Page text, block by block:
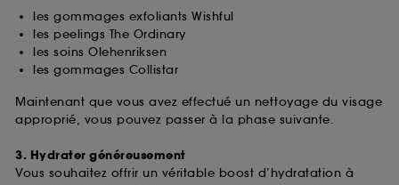
les gommages exfoliants Wishful
les peelings The Ordinary
les soins Olehenriksen
les gommages Collistar
Maintenant que vous avez effectué un nettoyage du visage
approprié, vous pouvez passer à la phase suivante.
3. Hydrater généreusement
Vous souhaitez offrir un véritable boost d’hydratation à
fréquentation et de navigation sur notre site afin
d’en améliorer la performance.
Cookies de sécurisation des paiements en ligne :
ils nous permettent de lutter notamment contre les
fraudes aux moyens de paiement et les
usurpations d’identité.
Cookies fonctionnels :
permettant l’affichage et/ou la fourniture de